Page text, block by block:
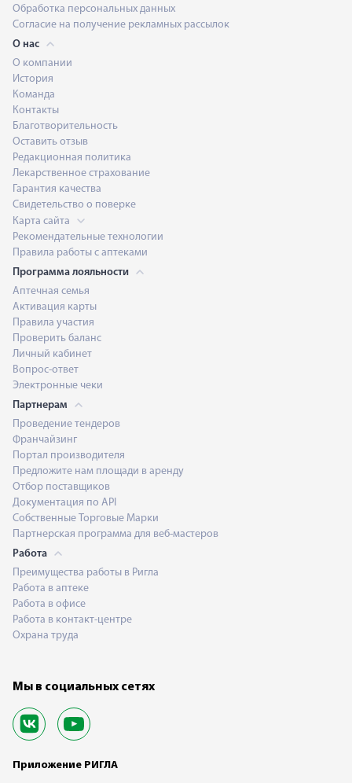
Обработка персональных данных
Согласие на получение рекламных рассылок
О нас
О компании
История
Команда
Контакты
Благотворительность
Оставить отзыв
Редакционная политика
Лекарственное страхование
Гарантия качества
Свидетельство о поверке
Карта сайта
Рекомендательные технологии
Правила работы с аптеками
Программа лояльности
Аптечная семья
Активация карты
Правила участия
Проверить баланс
Личный кабинет
Вопрос-ответ
Электронные чеки
Партнерам
Проведение тендеров
Франчайзинг
Портал производителя
Предложите нам площади в аренду
Отбор поставщиков
Документация по API
Собственные Торговые Марки
Партнерская программа для веб-мастеров
Работа
Преимущества работы в Ригла
Работа в аптеке
Работа в офисе
Работа в контакт-центре
Охрана труда
Мы в социальных сетях
Приложение РИГЛА